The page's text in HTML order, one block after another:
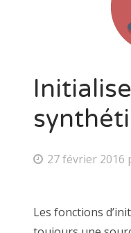
27 février 2016
Les fonctions